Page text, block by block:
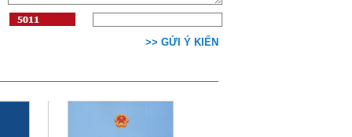
>> GỬI Ý KIẾN